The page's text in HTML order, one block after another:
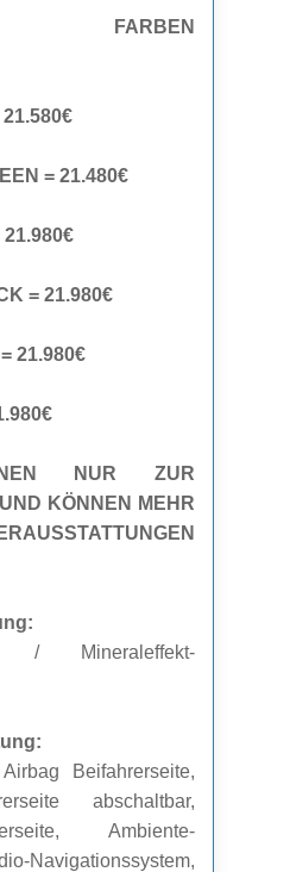
FARBEN
= 21.480€
21.980€
= 21.980€
21.980€
NUR ZUR
KÖNNEN MEHR
/ Mineraleffekt-
Beifahrerseite,
abschaltbar,
Ambiente-
Navigationssystem,